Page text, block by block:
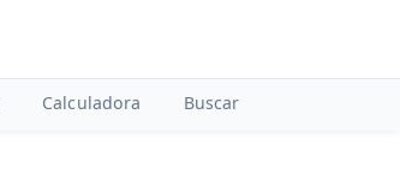
Calculadora Buscar